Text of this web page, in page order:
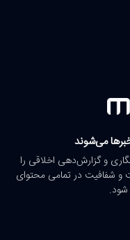
می‌شوند
و گزارش‌دهی اخلاقی را
و شفافیت در تمامی محتوای
شود.